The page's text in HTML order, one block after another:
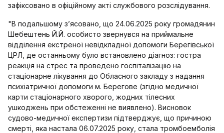
зафіксовано в офіційному акті службового розслідування.
"В подальшому з’ясовано, що 24.06.2025 року громадянин
Шебештень Й.Й. особисто звернувся на приймальне
відділення екстреної невідкладної допомоги Берегівської
ЦРЛ, де останньому було встановлено діагноз: гостра
реакція на стрес та проведено госпіталізацію на
стаціонарне лікування до Обласного закладу з надання
психіатричної допомоги м. Берегове (згідно медичної
карти стаціонарного хворого, жодних тілесних
ушкоджень при обстеженні не виявлено). Висновок
судово-медичної експертизи підтверджує, що причиною
смерті, яка настала 06.07.2025 року, стала тромбоемболія